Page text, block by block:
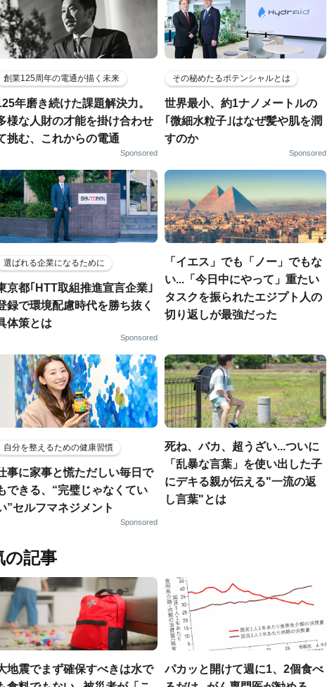
創業125周年の電通が描く未来
年磨き続けた課題解決力。
様な人財の才能を掛け合わせ
挑む、これからの電通
Sponsored
その秘めたるポテンシャルとは
世界最小、約1ナノメートルの
｢微細水粒子｣はなぜ髪や肌を潤
すのか
Sponsored
選ばれる企業になるために
京都｢HTT取組推進宣言企業｣
録で環境配慮時代を勝ち抜く
体策とは
Sponsored
「イエス」でも「ノー」でもな
い...「今日中にやって」重たい
タスクを振られたエジプト人の
切り返しが最強だった
自分を整えるための健康習慣
事に家事と慌ただしい毎日で
できる、“完璧じゃなくてい
”セルフマネジメント
Sponsored
死ね、バカ、超うざい...ついに
「乱暴な言葉」を使い出した子
にデキる親が伝える"一流の返
し言葉"とは
の記事
地震でまず確保すべきは水で
パカッと開けて週に1、2個食べ